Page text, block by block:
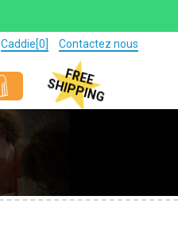
Caddie[0] Contactez nous